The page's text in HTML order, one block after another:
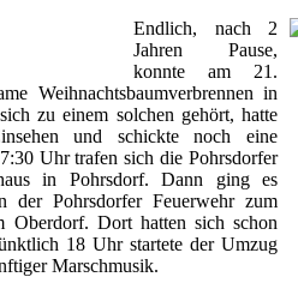
Endlich, nach 2
Jahren Pause,
konnte am 21.
Weihnachtsbaumverbrennen in
zu einem solchen gehört, hatte
und schickte noch eine
Uhr trafen sich die Pohrsdorfer
in Pohrsdorf. Dann ging es
der Pohrsdorfer Feuerwehr zum
Oberdorf. Dort hatten sich schon
18 Uhr startete der Umzug
Marschmusik.